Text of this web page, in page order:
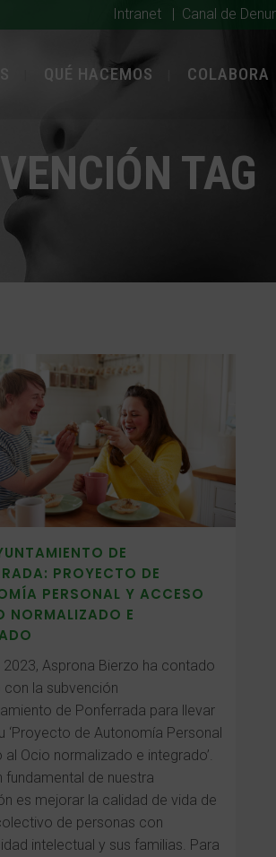
Intranet | Canal de
QUÉ HACEMOS COLABORA
TAG
DE
PROYECTO DE
PERSONAL Y ACCESO
NORMALIZADO E
2023, Asprona Bierzo ha contado
con la subvención
de Ponferrada para llevar
‘Proyecto de Autonomía Personal
Ocio normalizado e integrado’.
fundamental de nuestra
es mejorar la calidad de vida de
de personas con
intelectual y sus familias. Para